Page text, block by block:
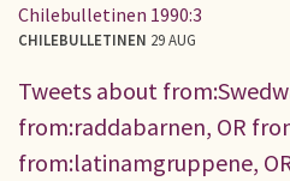
Chilebulletinen 1990:3
CHILEBULLETINEN 29 AUG
Tweets about
from:raddabarnen, OR
from:latinamgruppene,